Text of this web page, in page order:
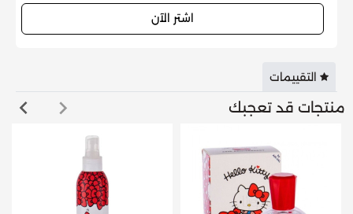
اشتر الآن
التقييمات
منتجات قد تعجبك